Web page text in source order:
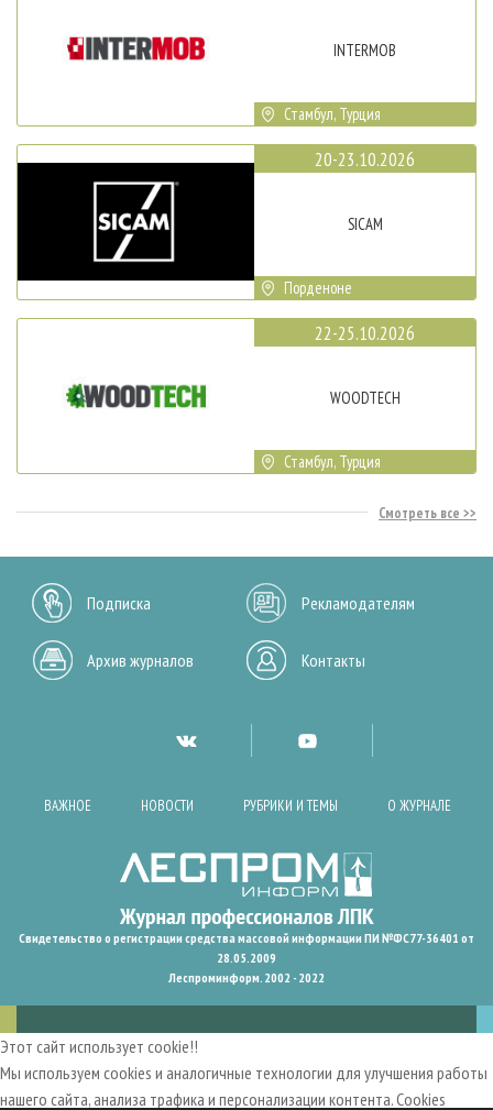
INTERMOB
Стамбул, Турция
20-23.10.2026
SICAM
Порденоне
22-25.10.2026
WOODTECH
Стамбул, Турция
Смотреть все
Подписка Рекламодателям
Архив журналов Контакты
ВАЖНОЕ НОВОСТИ РУБРИКИ И ТЕМЫ О ЖУРНАЛЕ
Свидетельство о регистрации средства массовой информации ПИ №ФС77-36401 от
28.05.2009
Леспроминформ. 2002 - 2022
Этот сайт использует cookie!!
Мы используем cookies и аналогичные технологии для улучшения работы
нашего сайта, анализа трафика и персонализации контента. Cookies